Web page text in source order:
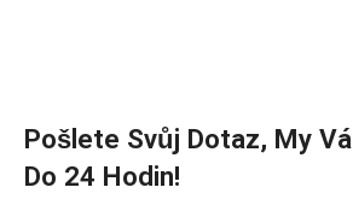
Pošlete Svůj Dotaz, My
Do 24 Hodin!